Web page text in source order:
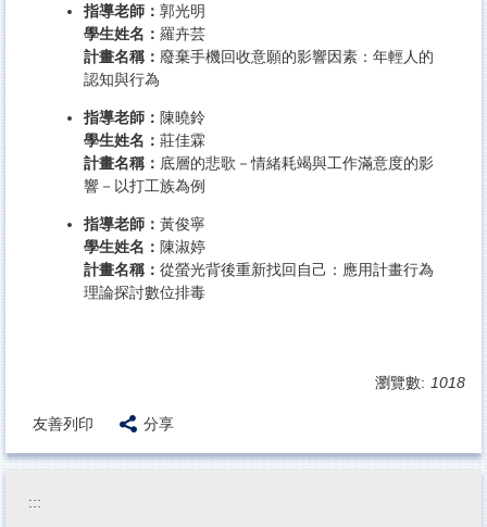
指導老師： 郭光明
學生姓名： 羅卉芸
計畫名稱： 廢棄手機回收意願的影響因素：年輕人的
認知與行為
指導老師： 陳曉鈴
學生姓名： 莊佳霖
計畫名稱： 底層的悲歌－情緒耗竭與工作滿意度的影
響－以打工族為例
指導老師： 黃俊寧
學生姓名： 陳淑婷
計畫名稱： 從螢光背後重新找回自己：應用計畫行為
理論探討數位排毒
瀏覽數: 1018
友善列印 分享
:::